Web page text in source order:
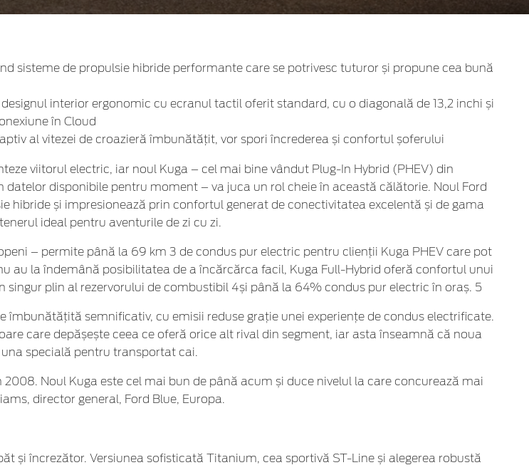
sisteme de propulsie hibride performante care se potrivesc tuturor și propune cea bună
interior ergonomic cu ecranul tactil oferit standard, cu o diagonală de 13,2 inchi și
în Cloud
al vitezei de croazieră îmbunătățit, vor spori încrederea și confortul șoferului
viitorul electric, iar noul Kuga – cel mai bine vândut Plug-In Hybrid (PHEV) din
datelor disponibile pentru moment – va juca un rol cheie în această călătorie. Noul Ford
hibride și impresionează prin confortul generat de conectivitatea excelentă și de gama
ideal pentru aventurile de zi cu zi.
– permite până la 69 km 3 de condus pur electric pentru clienții Kuga PHEV care pot
au la îndemână posibilitatea de a încărcărca facil, Kuga Full-Hybrid oferă confortul unui
plin al rezervorului de combustibil 4și până la 64% condus pur electric în oraș. 5
îmbunătățită semnificativ, cu emisii reduse grație unei experiențe de condus electrificate.
care depășește ceea ce oferă orice alt rival din segment, iar asta înseamnă că noua
specială pentru transportat cai.
Noul Kuga este cel mai bun de până acum și duce nivelul la care concurează mai
director general, Ford Blue, Europa.
și încrezător. Versiunea sofisticată Titanium, cea sportivă ST-Line și alegerea robustă